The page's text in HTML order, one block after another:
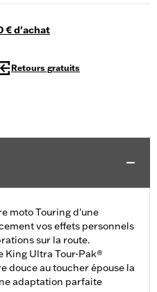
€ d'achat
Retours gratuits
moto Touring d'une
vos effets personnels
sur la route.
King Ultra Tour-Pak®
douce au toucher épouse la
adaptation parfaite